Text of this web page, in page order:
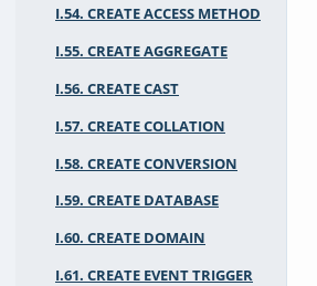
I.54. CREATE ACCESS METHOD
I.55. CREATE AGGREGATE
I.56. CREATE CAST
I.57. CREATE COLLATION
I.58. CREATE CONVERSION
I.59. CREATE DATABASE
I.60. CREATE DOMAIN
I.61. CREATE EVENT TRIGGER